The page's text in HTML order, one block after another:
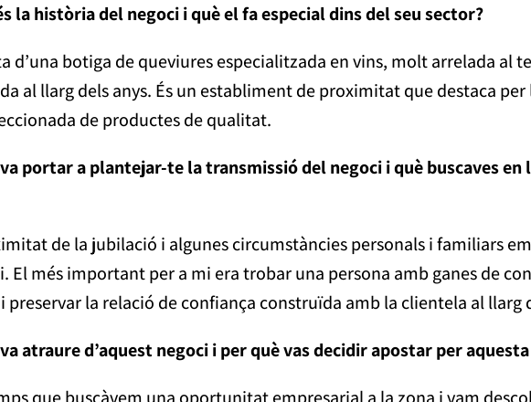
la història del negoci i què el fa especial dins del seu sector?
d’una botiga de queviures especialitzada en vins, molt arrelada
al llarg dels anys. És un establiment de proximitat que destaca
de productes de qualitat.
portar a plantejar-te la transmissió del negoci i què buscaves en
de la jubilació i algunes circumstàncies personals i familiars
El més important per a mi era trobar una persona amb ganes de
preservar la relació de confiança construïda amb la clientela al llarg
atraure d’aquest negoci i per què vas decidir apostar per
que buscàvem una oportunitat empresarial a la zona i vam